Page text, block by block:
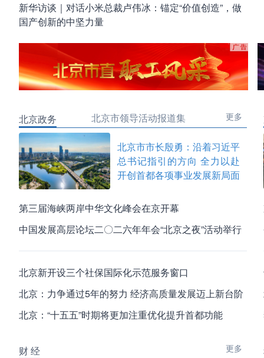
新华访谈｜对话小米总裁卢伟冰：锚定“价值创造”，做
国产创新的中坚力量
北京政务 北京市领导活动报道集 更多
北京市市长殷勇：沿着习近平
总书记指引的方向 全力以赴
开创首都各项事业发展新局面
第三届海峡两岸中华文化峰会在京开幕
中国发展高层论坛二〇二六年年会“北京之夜”活动举行
北京新开设三个社保国际化示范服务窗口
北京：力争通过5年的努力 经济高质量发展迈上新台阶
北京：“十五五”时期将更加注重优化提升首都功能
小区道路积水有人滑倒受伤，物业要赔偿吗？
财 经 更多